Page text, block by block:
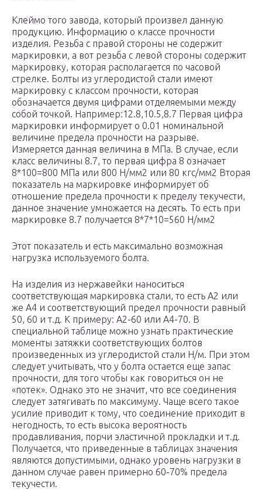
Клеймо того завода, который произвел данную
продукцию. Информацию о классе прочности
изделия. Резьба с правой стороны не содержит
маркировки, а вот резьба с левой стороны содержит
маркировку, которая располагается по часовой
стрелке. Болты из углеродистой стали имеют
маркировку с классом прочности, которая
обозначается двумя цифрами отделяемыми между
собой точкой. Например:12.8,10.5,8.7 Первая цифра
маркировки информирует о 0.01 номинальной
величине предела прочности на разрыве.
Измеряется данная величина в МПа. В случае, если
класс величины 8.7, то первая цифра 8 означает
8*100=800 МПа или 800 Н/мм2 или 80 кгс/мм2 Вторая
показатель на маркировке информирует об
отношение предела прочности к пределу текучести,
данное значение умножается на десять. То есть при
маркировке 8.7 получается 8*7*10=560 Н/мм2
Этот показатель и есть максимально возможная
нагрузка используемого болта.
На изделия из нержавейки наноситься
соответствующая маркировка стали, то есть А2 или
же А4 и соответствующий предел прочности равный
50, 60 и т.д. К примеру: А2-60 или А4-70. В
специальной таблице можно узнать практические
моменты затяжки соответствующих болтов
произведенных из углеродистой стали Н/м. При этом
следует учитывать, что у болта остается еще запас
прочности, для того чтобы как говориться он не
«потек». Однако это не значит, что все соединения
следует затягивать по максимуму. Чаще всего такое
усилие приводит к тому, что соединение приходит в
негодность, то есть высока вероятность
продавливания, порчи эластичной прокладки и т.д.
Получается, что приведенные в таблицах значения
являются допустимыми, однако уровень нагрузки в
данном случае равен примерно 60-70% предела
текучести.